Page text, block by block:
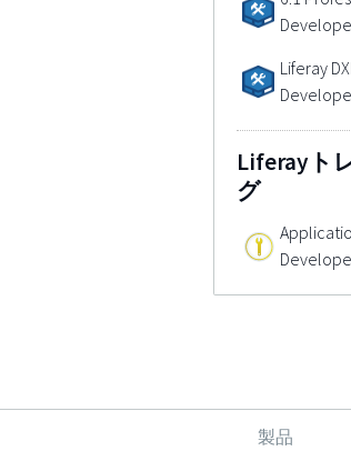
Liferay
Liferayト
グ
製品